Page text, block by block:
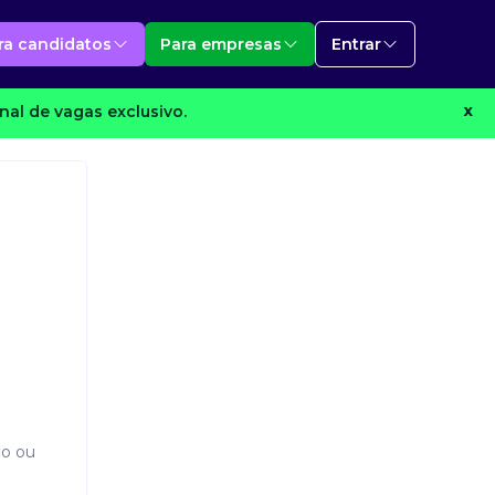
candidatos Para empresas Entrar
de vagas exclusivo. X
ou